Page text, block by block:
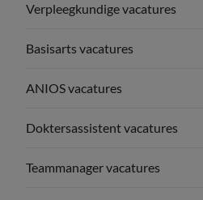
Verpleegkundige vacatures
Basisarts vacatures
ANIOS vacatures
Doktersassistent vacatures
Teammanager vacatures